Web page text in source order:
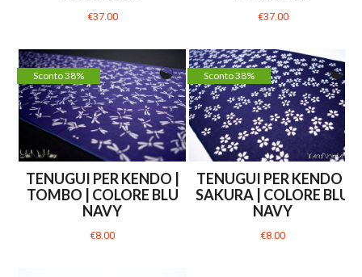
€37.00 €37.00
Sconto 38%
TENUGUI PER KENDO |
TOMBO | COLORE BLU
NAVY
€8.00
Sconto 38%
TENUGUI PER KENDO |
SAKURA | COLORE BLU
NAVY
€8.00